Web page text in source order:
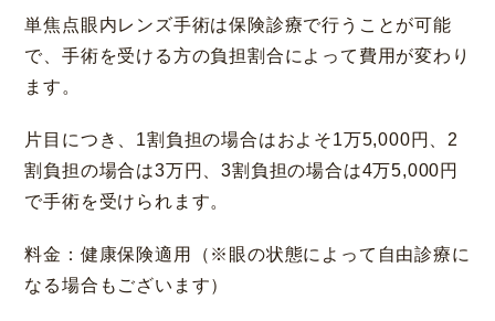
単焦点眼内レンズ手術は保険診療で行うことが可能
で、手術を受ける方の負担割合によって費用が変わり
ます。
片目につき、1割負担の場合はおよそ1万5,000円、2
割負担の場合は3万円、3割負担の場合は4万5,000円
で手術を受けられます。
料金：健康保険適用（※眼の状態によって自由診療に
なる場合もございます）